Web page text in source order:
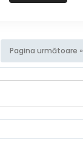
Pagina următoare »